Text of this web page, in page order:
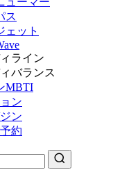
ス
ェット
ライン
バランス
MBTI
ン
ン
約